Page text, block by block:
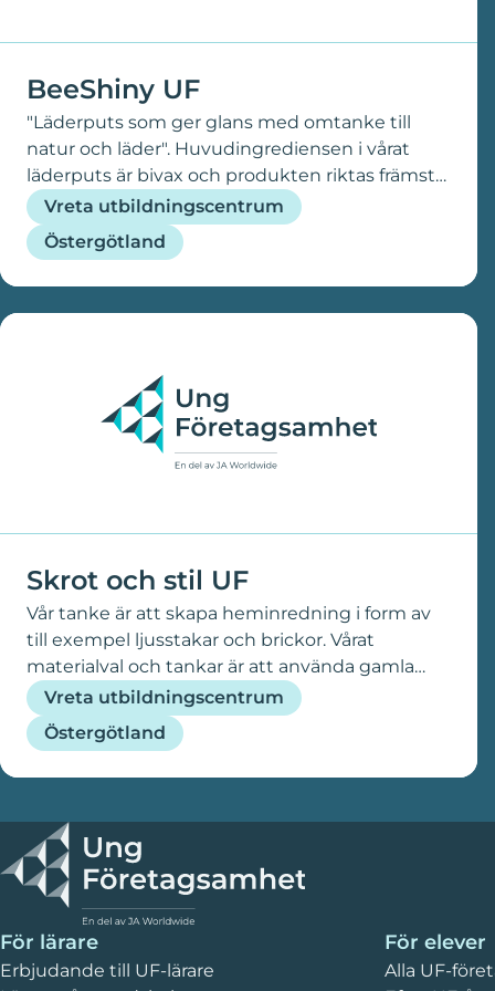
BeeShiny UF
"Läderputs som ger glans med omtanke till
natur och läder". Huvudingrediensen i vårat
läderputs är bivax och produkten riktas främst
till ridsportens läderutrustning, men även andra
läderprylar.
Vreta utbildningscentrum
Östergötland
Skrot och stil UF
Vår tanke är att skapa heminredning i form av
till exempel ljusstakar och brickor. Vårat
materialval och tankar är att använda gamla
muttrar, kugghjul, bildelar, gamla hästskor, och
även träting, sådant som inte längre går att
använda till vad det ska användas till. Vi vill ge
utdömda delar ett nytt liv och på så sätt bidra
Vreta utbildningscentrum
Östergötland
För lärare
Erbjudande till UF-lärare
För elever
Alla UF-